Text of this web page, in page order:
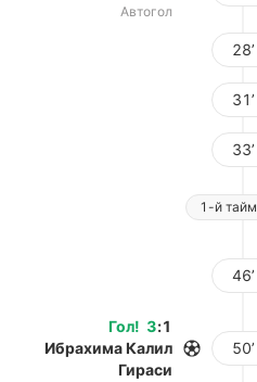
Автогол
28’
31’
33’
1-й тайм
46’
Гол! 3:1
Ибрахима Калил
Гираси
50’